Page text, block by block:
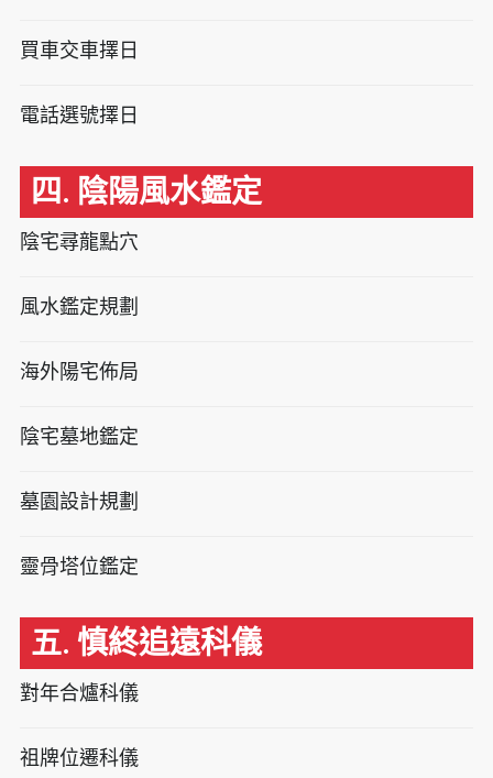
買車交車擇日
電話選號擇日
四. 陰陽風水鑑定
陰宅尋龍點穴
風水鑑定規劃
海外陽宅佈局
陰宅墓地鑑定
墓園設計規劃
靈骨塔位鑑定
五. 慎終追遠科儀
對年合爐科儀
祖牌位遷科儀